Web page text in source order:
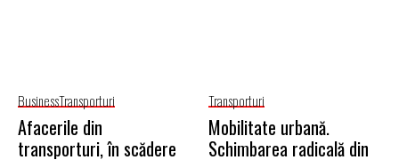
BusinessTransporturi
Afacerile din
transporturi, în scădere
Transporturi
Mobilitate urbană.
Schimbarea radicală din